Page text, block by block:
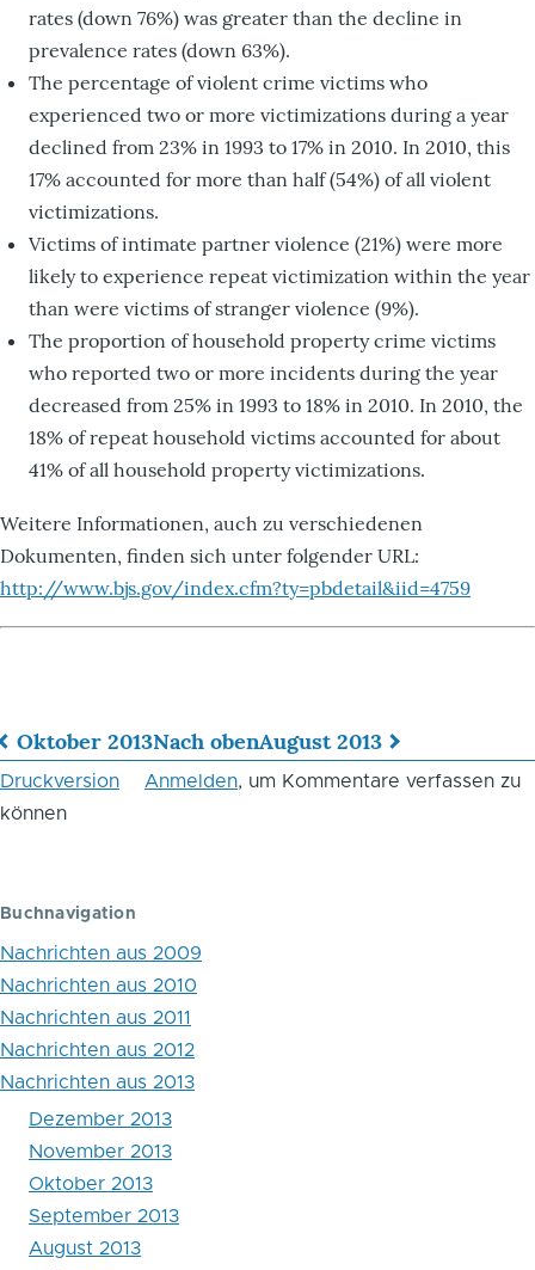
rates (down 76%) was greater than the decline in
prevalence rates (down 63%).
The percentage of violent crime victims who
experienced two or more victimizations during a year
declined from 23% in 1993 to 17% in 2010. In 2010, this
17% accounted for more than half (54%) of all violent
victimizations.
Victims of intimate partner violence (21%) were more
likely to experience repeat victimization within the year
than were victims of stranger violence (9%).
The proportion of household property crime victims
who reported two or more incidents during the year
decreased from 25% in 1993 to 18% in 2010. In 2010, the
18% of repeat household victims accounted for about
41% of all household property victimizations.
Weitere Informationen, auch zu verschiedenen
Dokumenten, finden sich unter folgender URL:
http://www.bjs.gov/index.cfm?ty=pbdetail&iid=4759
Links
für
Blättern
im
Buch
September
2013
Oktober 2013Nach obenAugust 2013
Druckversion Anmelden, um Kommentare verfassen zu
können
Buchnavigation
Nachrichten aus 2009
Nachrichten aus 2010
Nachrichten aus 2011
Nachrichten aus 2012
Nachrichten aus 2013
Dezember 2013
November 2013
Oktober 2013
September 2013
August 2013